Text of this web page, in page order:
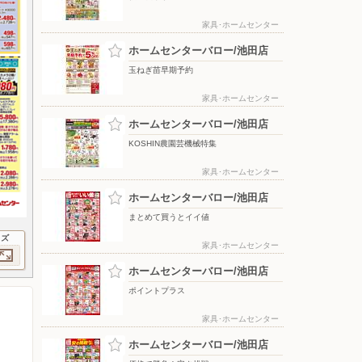
家具･ホームセンター
ホームセンターバロー/池田店
玉ねぎ苗早期予約
家具･ホームセンター
ホームセンターバロー/池田店
KOSHIN農園芸機械特集
家具･ホームセンター
ホームセンターバロー/池田店
まとめて買うとイイ値
家具･ホームセンター
ホームセンターバロー/池田店
ポイントプラス
家具･ホームセンター
ホームセンターバロー/池田店